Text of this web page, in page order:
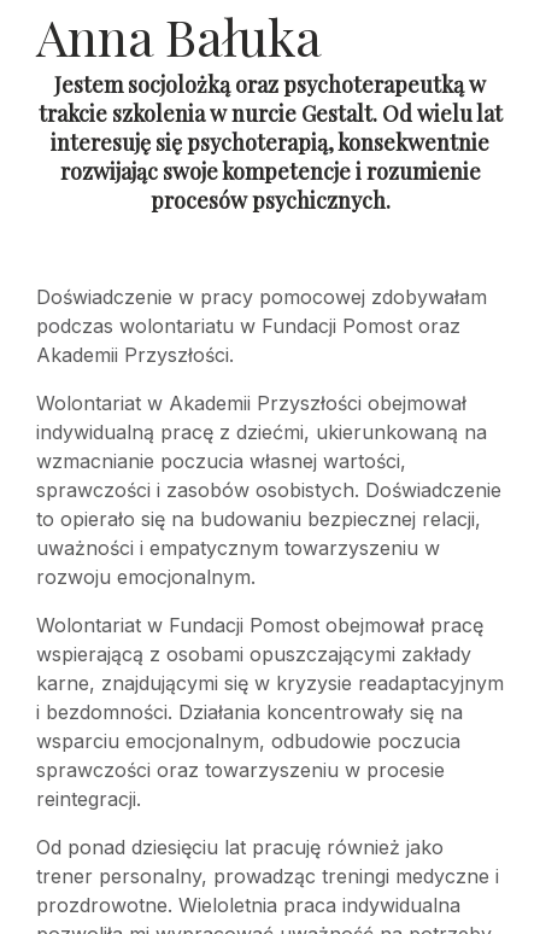
Anna Bałuka
Jestem socjolożką oraz psychoterapeutką w
trakcie szkolenia w nurcie Gestalt. Od wielu lat
interesuję się psychoterapią, konsekwentnie
rozwijając swoje kompetencje i rozumienie
procesów psychicznych.
Doświadczenie w pracy pomocowej zdobywałam
podczas wolontariatu w Fundacji Pomost oraz
Akademii Przyszłości.
Wolontariat w Akademii Przyszłości obejmował
indywidualną pracę z dziećmi, ukierunkowaną na
wzmacnianie poczucia własnej wartości,
sprawczości i zasobów osobistych. Doświadczenie
to opierało się na budowaniu bezpiecznej relacji,
uważności i empatycznym towarzyszeniu w
rozwoju emocjonalnym.
Wolontariat w Fundacji Pomost obejmował pracę
wspierającą z osobami opuszczającymi zakłady
karne, znajdującymi się w kryzysie readaptacyjnym
i bezdomności. Działania koncentrowały się na
wsparciu emocjonalnym, odbudowie poczucia
sprawczości oraz towarzyszeniu w procesie
reintegracji.
Od ponad dziesięciu lat pracuję również jako
trener personalny, prowadząc treningi medyczne i
prozdrowotne. Wieloletnia praca indywidualna